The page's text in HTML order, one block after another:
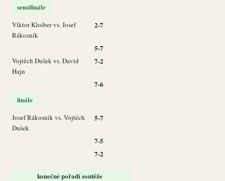
semifinále
Viktor Kloiber vs. Josef
Rákosník
2-7
5-7
Vojtěch Dušek vs. David
Hajn
7-2
7-6
finále
Josef Rákosník vs. Vojtěch
Dušek
5-7
7-5
7-2
konečné pořadí soutěže